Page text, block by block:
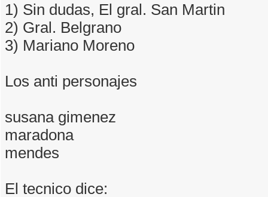
1) Sin dudas, El gral. San Martin
2) Gral. Belgrano
3) Mariano Moreno
Los anti personajes
susana gimenez
maradona
mendes
El tecnico dice: